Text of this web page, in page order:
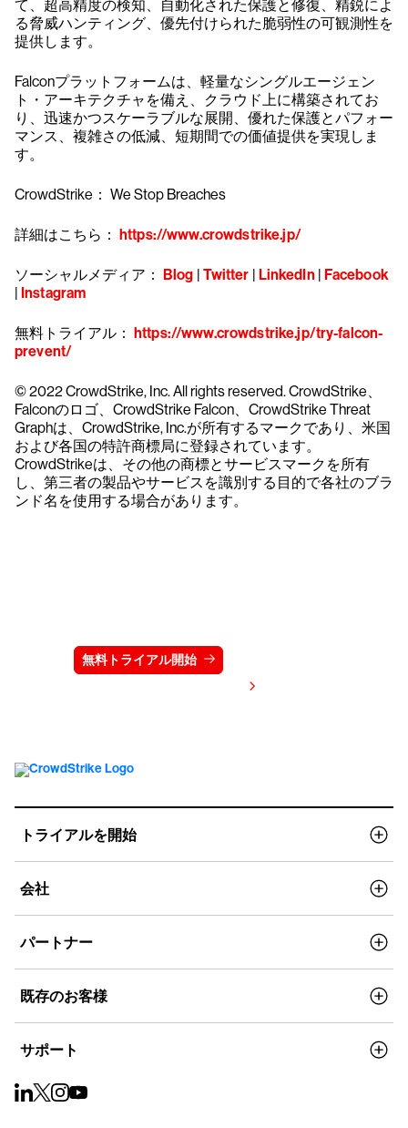
て、超高精度の検知、自動化された保護と修復、精鋭によ
る脅威ハンティング、優先付けられた脆弱性の可観測性を
提供します。
Falconプラットフォームは、軽量なシングルエージェン
ト・アーキテクチャを備え、クラウド上に構築されてお
り、迅速かつスケーラブルな展開、優れた保護とパフォー
マンス、複雑さの低減、短期間での価値提供を実現しま
す。
CrowdStrike： We Stop Breaches
詳細はこちら： https://www.crowdstrike.jp/
ソーシャルメディア： Blog | Twitter | LinkedIn| Facebook
| Instagram
無料トライアル： https://www.crowdstrike.jp/try-falcon-
prevent/
© 2022 CrowdStrike, Inc. All rights reserved. CrowdStrike、
Falconのロゴ、CrowdStrike Falcon、CrowdStrike Threat
Graphは、CrowdStrike, Inc.が所有するマークであり、米国
および各国の特許商標局に登録されています。
CrowdStrikeは、その他の商標とサービスマークを所有
し、第三者の製品やサービスを識別する目的で各社のブラ
ンド名を使用する場合があります。
無料トライアル開始
トライアルを開始
会社
パートナー
既存のお客様
サポート